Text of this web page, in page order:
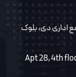
جنب کوچه ۱۱۷، مجتمع اداری دی، بلوک
Apt 28, 4th